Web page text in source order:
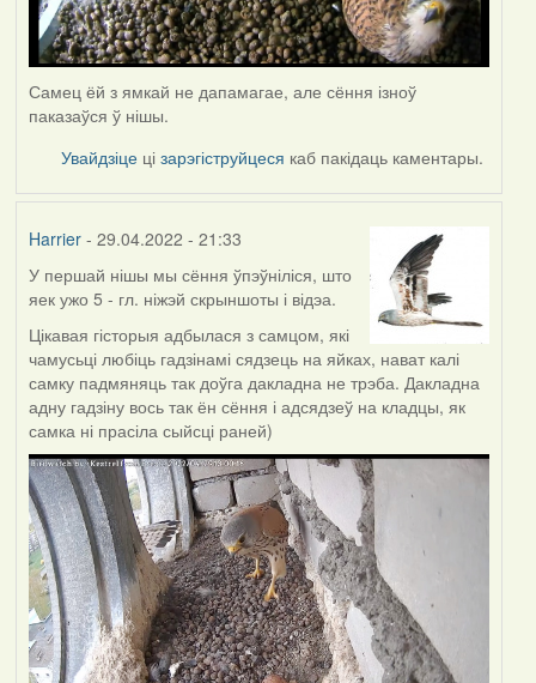
Самец ёй з ямкай не дапамагае, але сёння ізноў
паказаўся ў нішы.
Увайдзіце цізарэгіструйцеся каб пакідаць каментары.
Harrier- 29.04.2022 - 21:33
У першай нішы мы сёння ўпэўніліся, што
яек ужо 5 - гл. ніжэй скрыншоты і відэа.
Цікавая гісторыя адбылася з самцом, які
чамусьці любіць гадзінамі сядзець на яйках, нават калі
самку падмяняць так доўга дакладна не трэба. Дакладна
адну гадзіну вось так ён сёння і адсядзеў на кладцы, як
самка ні прасіла сыйсці раней)